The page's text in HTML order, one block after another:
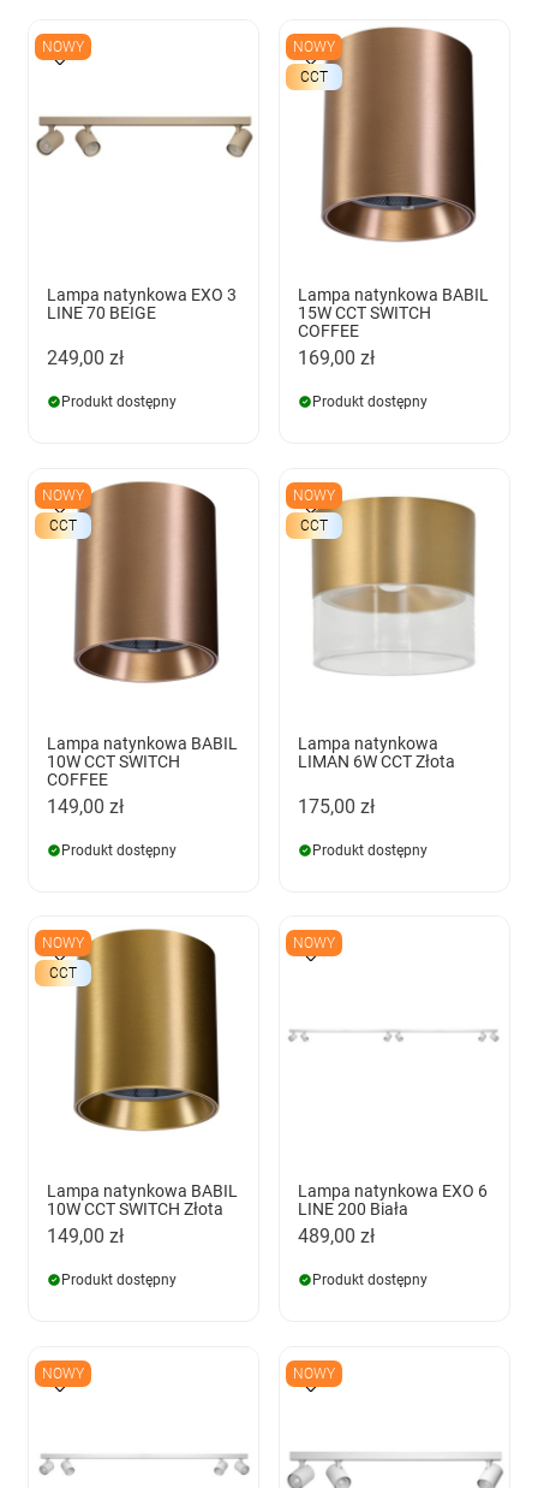
NOWY
Lampa natynkowa EXO 3
LINE 70 BEIGE
249,00 zł
Produkt dostępny
NOWY
CCT
Lampa natynkowa BABIL
15W CCT SWITCH
COFFEE
169,00 zł
Produkt dostępny
NOWY
CCT
Lampa natynkowa BABIL
10W CCT SWITCH
COFFEE
149,00 zł
Produkt dostępny
NOWY
CCT
Lampa natynkowa
LIMAN 6W CCT Złota
175,00 zł
Produkt dostępny
NOWY
CCT
Lampa natynkowa BABIL
10W CCT SWITCH Złota
149,00 zł
Produkt dostępny
NOWY
Lampa natynkowa EXO 6
LINE 200 Biała
489,00 zł
Produkt dostępny
NOWY NOWY